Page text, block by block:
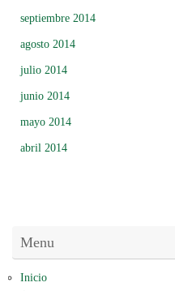
septiembre 2014
agosto 2014
julio 2014
junio 2014
mayo 2014
abril 2014
Menu
Inicio